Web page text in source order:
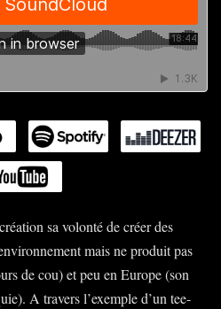
sa volonté de créer des
mais ne produit pas
de cou) et peu en Europe (son
A travers l’exemple d’un tee-